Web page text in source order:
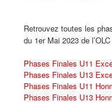
Retrouvez toutes les
du 1er Mai 2023 de
Phases Finales U11
Phases Finales U13
Phases Finales U11
Phases Finales U13